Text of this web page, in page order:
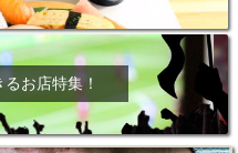
お店特集！